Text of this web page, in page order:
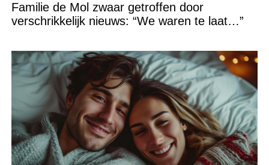
Familie de Mol zwaar getroffen door
verschrikkelijk nieuws: “We waren te laat…”